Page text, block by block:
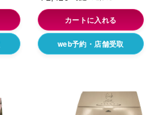
カートに入れる
web予約・店舗受取